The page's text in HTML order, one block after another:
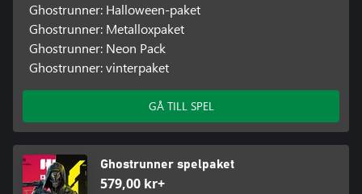
Ghostrunner: Halloween-paket
Ghostrunner: Metalloxpaket
Ghostrunner: Neon Pack
Ghostrunner: vinterpaket
GÅ TILL SPEL
Ghostrunner spelpaket
579,00 kr+